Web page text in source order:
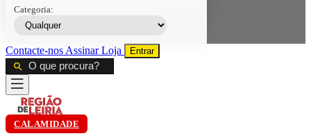
Categoria:
Contacte-nos AssinarLoja Entrar
CALAMIDADE